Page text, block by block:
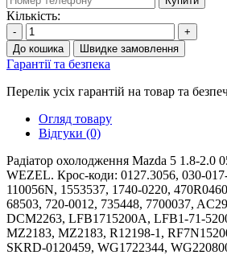
Кількість:
-
+
До кошика
Швидке замовлення
Гарантії та безпека
Перелік усіх гарантій на товар та
Огляд товару
Відгуки (0)
Радіатор охолодження Mazda 5 1.8-2.0
WEZEL. Крос-коди: 0127.3056, 030-
110056N, 1553537, 1740-0220,
68503, 720-0012, 735448, 7700037,
DCM2263, LFB1715200A, LFB1-71-
MZ2183, MZ2183, R12198-1,
SKRD-0120459, WG1722344,